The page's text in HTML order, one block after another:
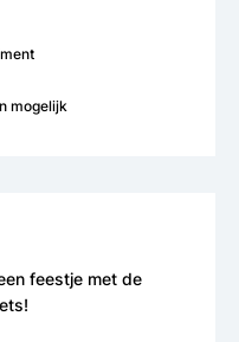
mogelijk
feestje met de